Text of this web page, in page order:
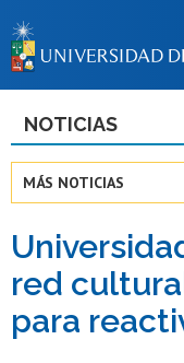
NOTICIAS
MÁS NOTICIAS
red
para